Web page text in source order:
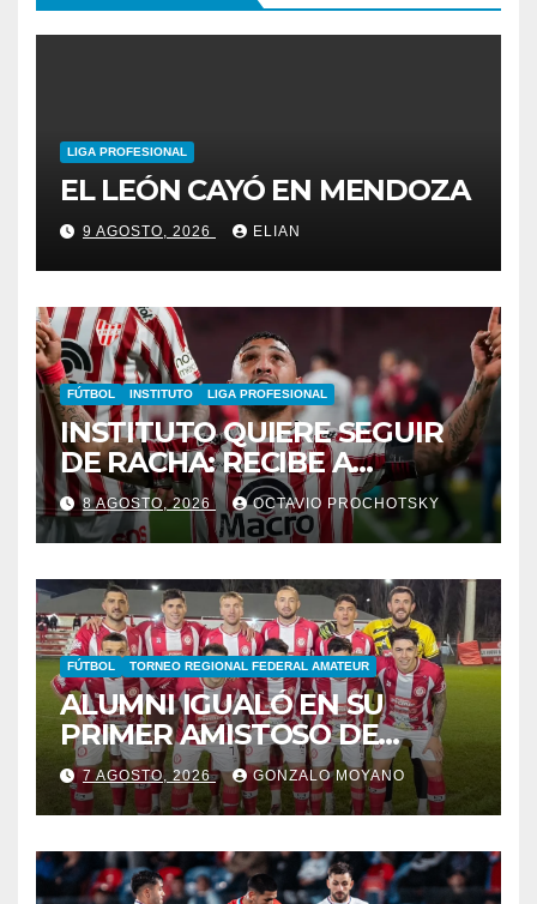
LIGA PROFESIONAL
EL LEÓN CAYÓ EN MENDOZA
9 AGOSTO, 2026 ELIAN
FÚTBOL INSTITUTO LIGA PROFESIONAL
INSTITUTO QUIERE SEGUIR
DE RACHA: RECIBE A
GIMNASIA DE MENDOZA EN
ALTA CÓRDOBA
8 AGOSTO, 2026 OCTAVIO PROCHOTSKY
FÚTBOL TORNEO REGIONAL FEDERAL AMATEUR
ALUMNI IGUALÓ EN SU
PRIMER AMISTOSO DE
PRETEMPORADA
7 AGOSTO, 2026 GONZALO MOYANO